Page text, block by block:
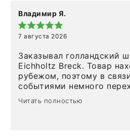
Владимир Я.
7 августа 2026
Заказывал голландский
Eichholtz Breck. Товар
рубежом, поэтому в
событиями немного
Но homeadore привезли
определенное в
Читать полностью